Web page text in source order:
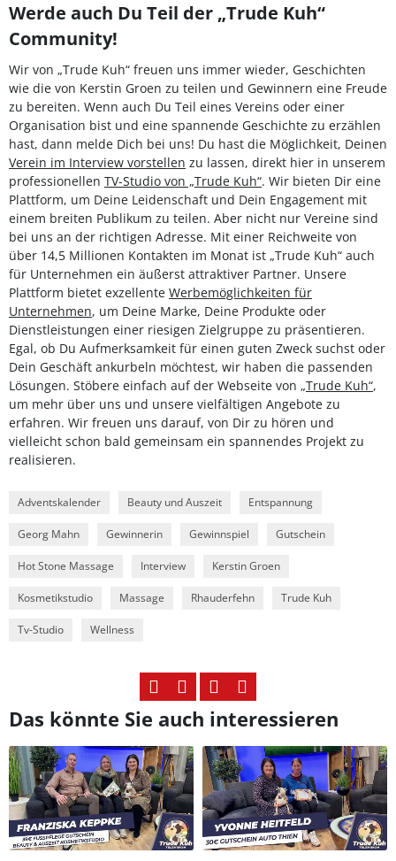
Werde auch Du Teil der „Trude Kuh“
Community!
Wir von „Trude Kuh“ freuen uns immer wieder, Geschichten
wie die von Kerstin Groen zu teilen und Gewinnern eine Freude
zu bereiten. Wenn auch Du Teil eines Vereins oder einer
Organisation bist und eine spannende Geschichte zu erzählen
hast, dann melde Dich bei uns! Du hast die Möglichkeit, Deinen
Verein im Interview vorstellen zu lassen, direkt hier in unserem
professionellen TV-Studio von „Trude Kuh“. Wir bieten Dir eine
Plattform, um Deine Leidenschaft und Dein Engagement mit
einem breiten Publikum zu teilen. Aber nicht nur Vereine sind
bei uns an der richtigen Adresse. Mit einer Reichweite von
über 14,5 Millionen Kontakten im Monat ist „Trude Kuh“ auch
für Unternehmen ein äußerst attraktiver Partner. Unsere
Plattform bietet exzellente Werbemöglichkeiten für
Unternehmen, um Deine Marke, Deine Produkte oder
Dienstleistungen einer riesigen Zielgruppe zu präsentieren.
Egal, ob Du Aufmerksamkeit für einen guten Zweck suchst oder
Dein Geschäft ankurbeln möchtest, wir haben die passenden
Lösungen. Stöbere einfach auf der Webseite von „Trude Kuh“,
um mehr über uns und unsere vielfältigen Angebote zu
erfahren. Wir freuen uns darauf, von Dir zu hören und
vielleicht schon bald gemeinsam ein spannendes Projekt zu
realisieren.
Adventskalender Beauty und Auszeit Entspannung
Georg Mahn Gewinnerin Gewinnspiel Gutschein
Hot Stone Massage Interview Kerstin Groen
Kosmetikstudio Massage Rhauderfehn Trude Kuh
Tv-Studio Wellness
Das könnte Sie auch interessieren